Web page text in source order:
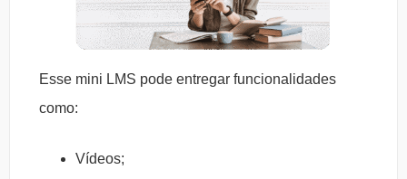
Esse mini LMS pode entregar funcionalidades
como:
Vídeos;